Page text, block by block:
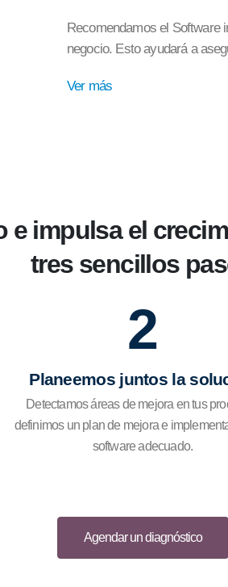
Recomendamos el Software
negocio. Esto ayudará a
Ver más
e impulsa el
tres sencillos
2
Planeemos juntos la
Detectamos áreas de mejora en tus
definimos un plan de mejora e
software adecuado.
Agendar un diagnóstico